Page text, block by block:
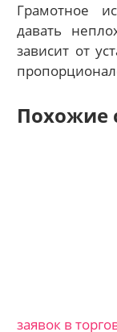
Грамотное
давать
зависит от
Похожие
заявок в